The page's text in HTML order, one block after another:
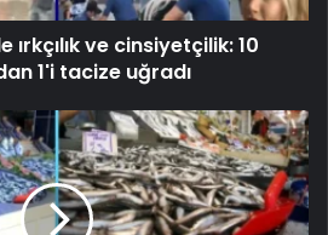
ırkçılık ve cinsiyetçilik: 10
1'i tacize uğradı